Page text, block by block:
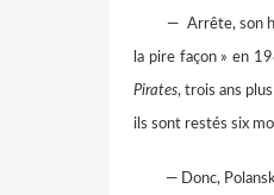
— Arrête, son
la pire façon » en
Pirates, trois ans
ils sont restés six
— Donc, Polanski